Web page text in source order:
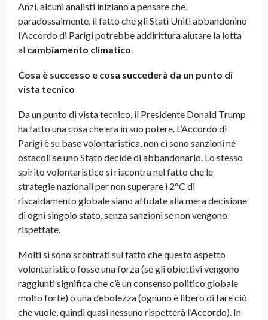
Anzi, alcuni analisti iniziano a pensare che,
paradossalmente, il fatto che gli Stati Uniti abbandonino
l’Accordo di Parigi potrebbe addirittura aiutare la lotta
al cambiamento climatico.
Cosa è successo e cosa succederà da un punto di
vista tecnico
Da un punto di vista tecnico, il Presidente Donald Trump
ha fatto una cosa che era in suo potere. L’Accordo di
Parigi è su base volontaristica, non ci sono sanzioni né
ostacoli se uno Stato decide di abbandonarlo. Lo stesso
spirito volontaristico si riscontra nel fatto che le
strategie nazionali per non superare i 2°C di
riscaldamento globale siano affidate alla mera decisione
di ogni singolo stato, senza sanzioni se non vengono
rispettate.
Molti si sono scontrati sul fatto che questo aspetto
volontaristico fosse una forza (se gli obiettivi vengono
raggiunti significa che c’è un consenso politico globale
molto forte) o una debolezza (ognuno è libero di fare ciò
che vuole, quindi quasi nessuno rispetterà l’Accordo). In